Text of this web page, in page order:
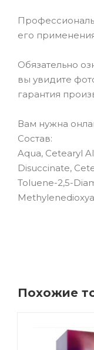
его
Обязательно
вы увидите
гарантия
Вам нужна
Состав:
Aqua, Cetearyl
Disuccinate,
Toluene-2,5-
Похожие